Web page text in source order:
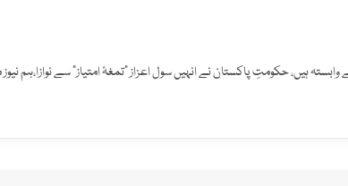
وابستہ ہیں، حکومتِ پاکستان نے انہیں سول اعزاز "تمغۂ امتیاز" سے نوازا،ہم